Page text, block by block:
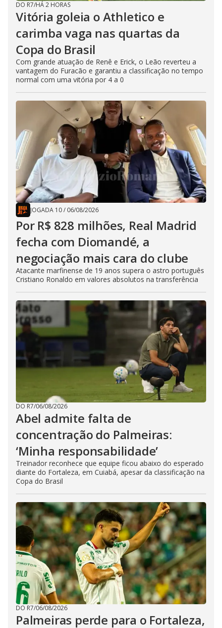
DO R7/HÁ 2 HORAS
Vitória goleia o Athletico e
carimba vaga nas quartas da
Copa do Brasil
Com grande atuação de Renê e Erick, o Leão reverteu a
vantagem do Furacão e garantiu a classificação no tempo
normal com uma vitória por 4 a 0
JOGADA 10/ 06/08/2026
Por R$ 828 milhões, Real Madrid
fecha com Diomandé, a
negociação mais cara do clube
Atacante marfinense de 19 anos supera o astro português
Cristiano Ronaldo em valores absolutos na transferência
DO R7/06/08/2026
Abel admite falta de
concentração do Palmeiras:
‘Minha responsabilidade’
Treinador reconhece que equipe ficou abaixo do esperado
diante do Fortaleza, em Cuiabá, apesar da classificação na
Copa do Brasil
DO R7/06/08/2026
Palmeiras perde para o Fortaleza,